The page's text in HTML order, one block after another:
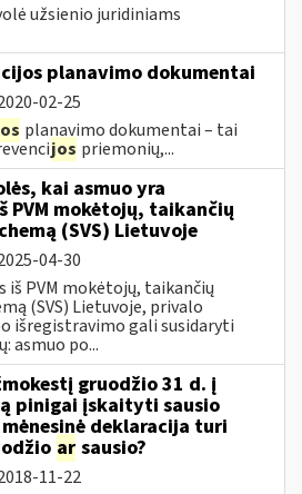
užsienio juridiniams
planavimo dokumentai
02-25
planavimo dokumentai – tai
jos priemonių,...
kai asmuo yra
PVM mokėtojų, taikančių
(SVS) Lietuvoje
04-30
iš PVM mokėtojų, taikančių
(SVS) Lietuvoje, privalo
išregistravimo gali susidaryti
asmuo po...
gruodžio 31 d. į
pinigai įskaityti sausio
deklaracija turi
ar sausio?
11-22